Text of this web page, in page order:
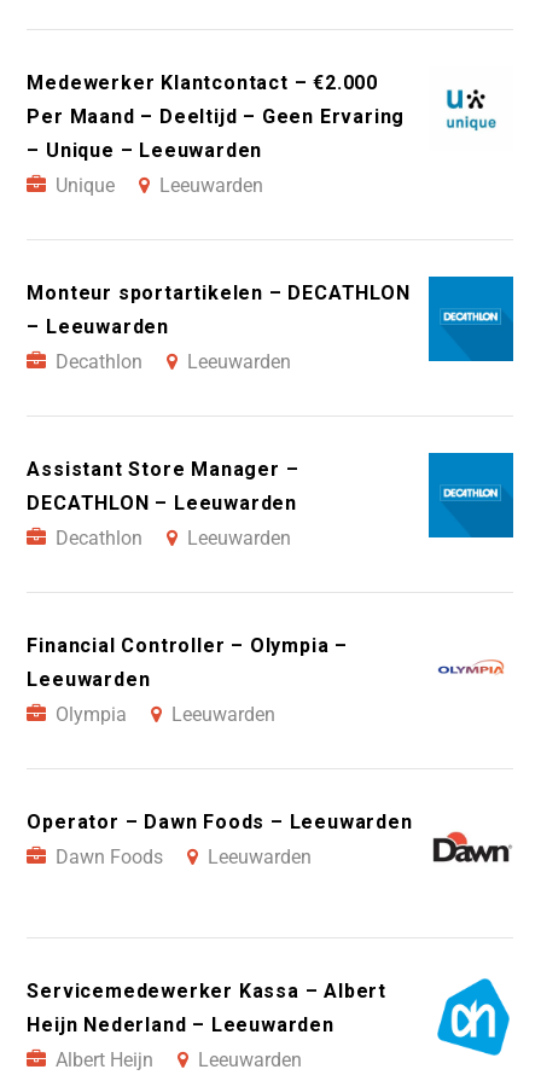
Medewerker Klantcontact – €2.000
Per Maand – Deeltijd – Geen Ervaring
– Unique – Leeuwarden
Unique
Leeuwarden
Monteur sportartikelen – DECATHLON
– Leeuwarden
Decathlon
Leeuwarden
Assistant Store Manager –
DECATHLON – Leeuwarden
Decathlon
Leeuwarden
Financial Controller – Olympia –
Leeuwarden
Olympia
Leeuwarden
Operator – Dawn Foods – Leeuwarden
Dawn Foods
Leeuwarden
Servicemedewerker Kassa – Albert
Heijn Nederland – Leeuwarden
Albert Heijn
Leeuwarden